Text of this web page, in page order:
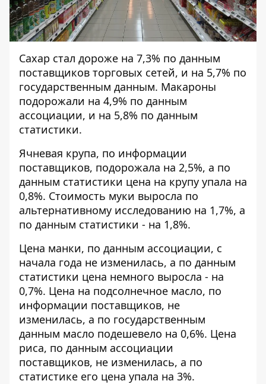
Сахар стал дороже на 7,3% по данным
поставщиков торговых сетей, и на 5,7% по
государственным данным. Макароны
подорожали на 4,9% по данным
ассоциации, и на 5,8% по данным
статистики.
Ячневая крупа, по информации
поставщиков, подорожала на 2,5%, а по
данным статистики цена на крупу упала на
0,8%. Стоимость муки выросла по
альтернативному исследованию на 1,7%, а
по данным статистики - на 1,8%.
Цена манки, по данным ассоциации, с
начала года не изменилась, а по данным
статистики цена немного выросла - на
0,7%. Цена на подсолнечное масло, по
информации поставщиков, не
изменилась, а по государственным
данным масло подешевело на 0,6%. Цена
риса, по данным ассоциации
поставщиков, не изменилась, а по
статистике его цена упала на 3%.